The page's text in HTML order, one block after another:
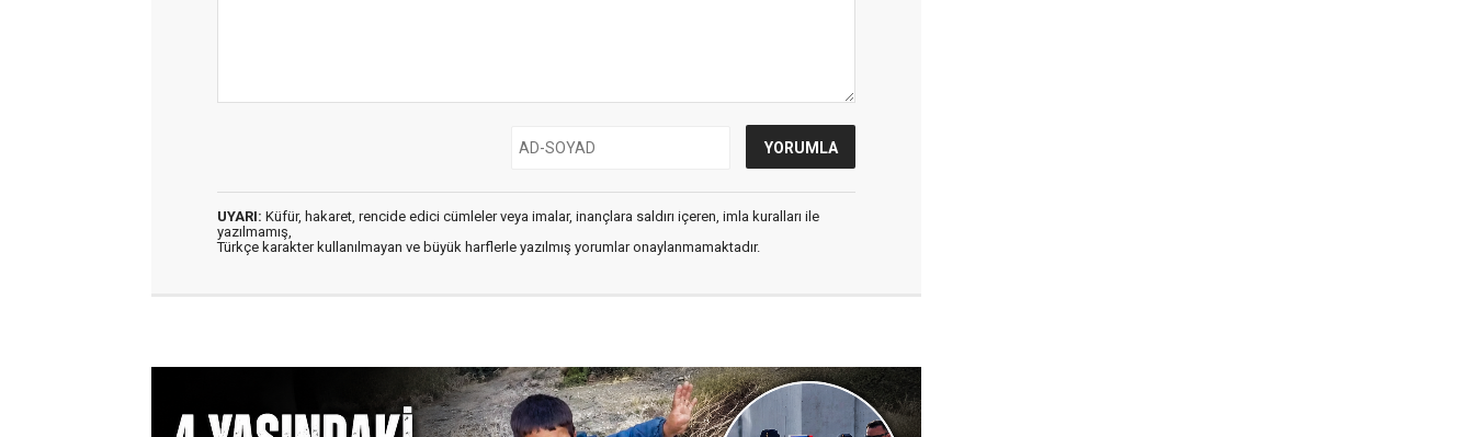
UYARI: Küfür, hakaret, rencide edici cümleler veya imalar, inançlara saldırı içeren, imla kuralları ile
yazılmamış,
Türkçe karakter kullanılmayan ve büyük harflerle yazılmış yorumlar onaylanmamaktadır.